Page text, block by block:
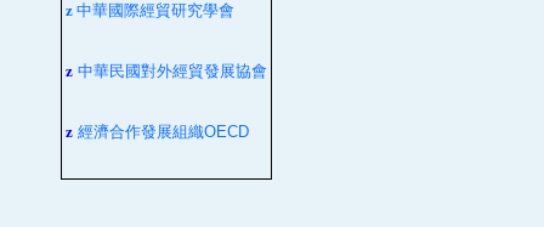
z 中華國際經貿研究學會
z 中華民國對外經貿發展協會
z 經濟合作發展組織OECD